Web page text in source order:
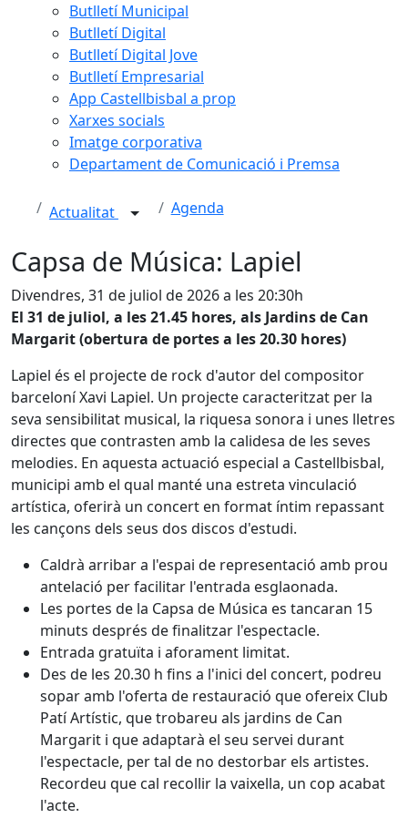
Butlletí Municipal
Butlletí Digital
Butlletí Digital Jove
Butlletí Empresarial
App Castellbisbal a prop
Xarxes socials
Imatge corporativa
Departament de Comunicació i Premsa
Actualitat Agenda
Capsa de Música: Lapiel
Divendres, 31 de juliol de 2026 a les 20:30h
El 31 de juliol, a les 21.45 hores, als Jardins de Can
Margarit (obertura de portes a les 20.30 hores)
Lapiel és el projecte de rock d'autor del compositor
barceloní Xavi Lapiel. Un projecte caracteritzat per la
seva sensibilitat musical, la riquesa sonora i unes lletres
directes que contrasten amb la calidesa de les seves
melodies. En aquesta actuació especial a Castellbisbal,
municipi amb el qual manté una estreta vinculació
artística, oferirà un concert en format íntim repassant
les cançons dels seus dos discos d'estudi.
Caldrà arribar a l'espai de representació amb prou
antelació per facilitar l'entrada esglaonada.
Les portes de la Capsa de Música es tancaran 15
minuts després de finalitzar l'espectacle.
Entrada gratuïta i aforament limitat.
Des de les 20.30 h fins a l'inici del concert, podreu
sopar amb l'oferta de restauració que ofereix Club
Patí Artístic, que trobareu als jardins de Can
Margarit i que adaptarà el seu servei durant
l'espectacle, per tal de no destorbar els artistes.
Recordeu que cal recollir la vaixella, un cop acabat
l'acte.